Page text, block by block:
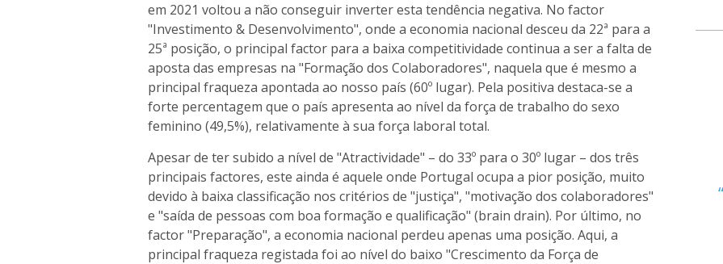
em 2021 voltou a não conseguir inverter esta tendência negativa. No factor
"Investimento & Desenvolvimento", onde a economia nacional desceu da 22ª para a
25ª posição, o principal factor para a baixa competitividade continua a ser a falta de
aposta das empresas na "Formação dos Colaboradores", naquela que é mesmo a
principal fraqueza apontada ao nosso país (60º lugar). Pela positiva destaca-se a
forte percentagem que o país apresenta ao nível da força de trabalho do sexo
feminino (49,5%), relativamente à sua força laboral total.
Apesar de ter subido a nível de "Atractividade" – do 33º para o 30º lugar – dos três
principais factores, este ainda é aquele onde Portugal ocupa a pior posição, muito
devido à baixa classificação nos critérios de "justiça", "motivação dos colaboradores"
e "saída de pessoas com boa formação e qualificação" (brain drain). Por último, no
factor "Preparação", a economia nacional perdeu apenas uma posição. Aqui, a
principal fraqueza registada foi ao nível do baixo "Crescimento da Força de